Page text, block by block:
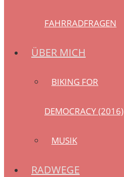
FAHRRADFRAGEN
ÜBER MICH
BIKING FOR
DEMOCRACY (2016)
MUSIK
RADWEGE